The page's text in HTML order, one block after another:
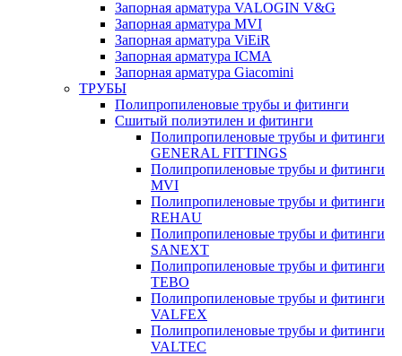
Запорная арматура VALOGIN V&G
Запорная арматура MVI
Запорная арматура ViEiR
Запорная арматура ICMA
Запорная арматура Giacomini
ТРУБЫ
Полипропиленовые трубы и фитинги
Сшитый полиэтилен и фитинги
Полипропиленовые трубы и фитинги
GENERAL FITTINGS
Полипропиленовые трубы и фитинги
MVI
Полипропиленовые трубы и фитинги
REHAU
Полипропиленовые трубы и фитинги
SANEXT
Полипропиленовые трубы и фитинги
TEBO
Полипропиленовые трубы и фитинги
VALFEX
Полипропиленовые трубы и фитинги
VALTEC